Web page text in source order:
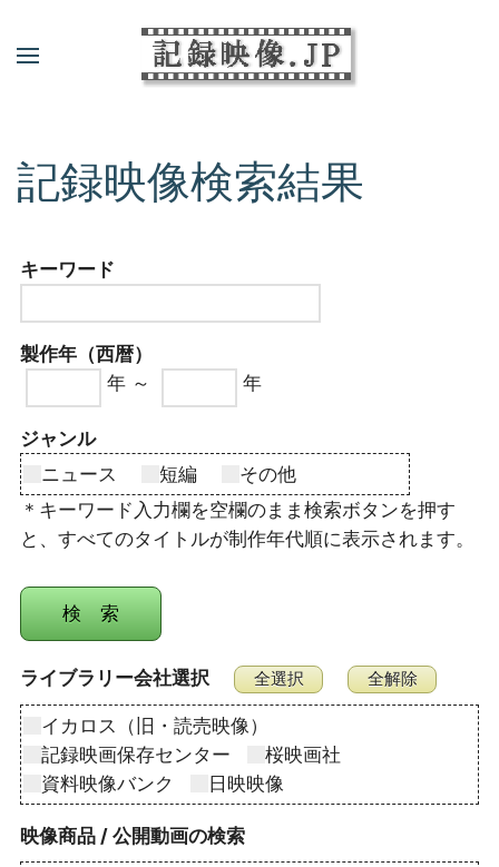
記録映像検索結果
キーワード
製作年（西暦）
年 ～
年
ジャンル
ニュース
短編
その他
＊キーワード入力欄を空欄のまま検索ボタンを押す
と、すべてのタイトルが制作年代順に表示されます。
ライブラリー会社選択
イカロス（旧・読売映像）
記録映画保存センター
桜映画社
資料映像バンク
日映映像
映像商品 / 公開動画の検索